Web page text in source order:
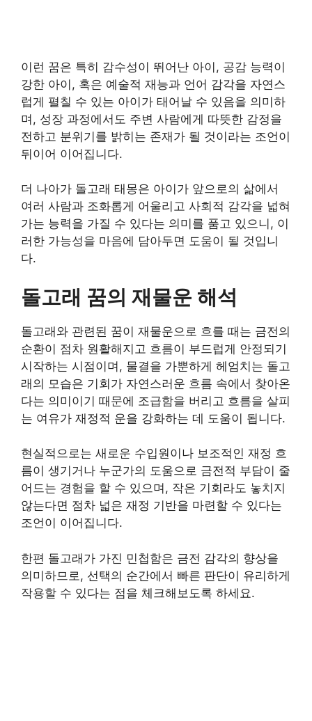
이런 꿈은 특히 감수성이 뛰어난 아이, 공감 능력이
강한 아이, 혹은 예술적 재능과 언어 감각을 자연스
럽게 펼칠 수 있는 아이가 태어날 수 있음을 의미하
며, 성장 과정에서도 주변 사람에게 따뜻한 감정을
전하고 분위기를 밝히는 존재가 될 것이라는 조언이
뒤이어 이어집니다.
더 나아가 돌고래 태몽은 아이가 앞으로의 삶에서
여러 사람과 조화롭게 어울리고 사회적 감각을 넓혀
가는 능력을 가질 수 있다는 의미를 품고 있으니, 이
러한 가능성을 마음에 담아두면 도움이 될 것입니
다.
돌고래 꿈의 재물운 해석
돌고래와 관련된 꿈이 재물운으로 흐를 때는 금전의
순환이 점차 원활해지고 흐름이 부드럽게 안정되기
시작하는 시점이며, 물결을 가뿐하게 헤엄치는 돌고
래의 모습은 기회가 자연스러운 흐름 속에서 찾아온
다는 의미이기 때문에 조급함을 버리고 흐름을 살피
는 여유가 재정적 운을 강화하는 데 도움이 됩니다.
현실적으로는 새로운 수입원이나 보조적인 재정 흐
름이 생기거나 누군가의 도움으로 금전적 부담이 줄
어드는 경험을 할 수 있으며, 작은 기회라도 놓치지
않는다면 점차 넓은 재정 기반을 마련할 수 있다는
조언이 이어집니다.
한편 돌고래가 가진 민첩함은 금전 감각의 향상을
의미하므로, 선택의 순간에서 빠른 판단이 유리하게
작용할 수 있다는 점을 체크해보도록 하세요.